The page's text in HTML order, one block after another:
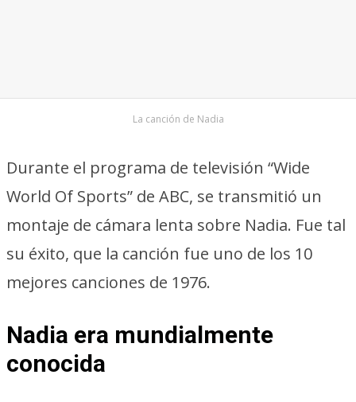
La canción de Nadia
Durante el programa de televisión “Wide
World Of Sports” de ABC, se transmitió un
montaje de cámara lenta sobre Nadia. Fue tal
su éxito, que la canción fue uno de los 10
mejores canciones de 1976.
Nadia era mundialmente
conocida